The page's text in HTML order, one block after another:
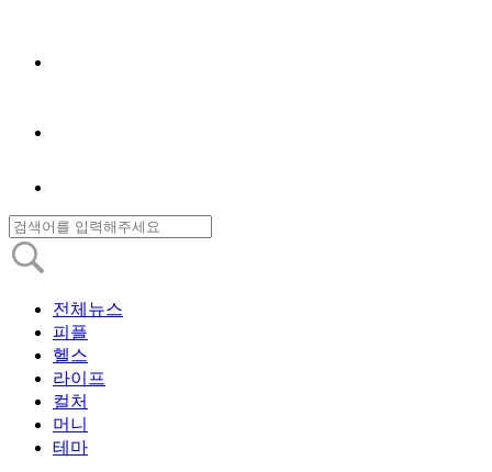
전체뉴스
피플
헬스
라이프
컬처
머니
테마